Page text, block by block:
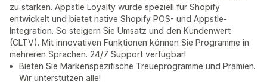
zu stärken. Appstle Loyalty wurde speziell für Shopify
entwickelt und bietet native Shopify POS- und Appstle-
Integration. So steigern Sie Umsatz und den Kundenwert
(CLTV). Mit innovativen Funktionen können Sie Programme in
mehreren Sprachen. 24/7 Support verfügbar!
Bieten Sie Markenspezifische Treueprogramme und Prämien.
Wir unterstützen alle!